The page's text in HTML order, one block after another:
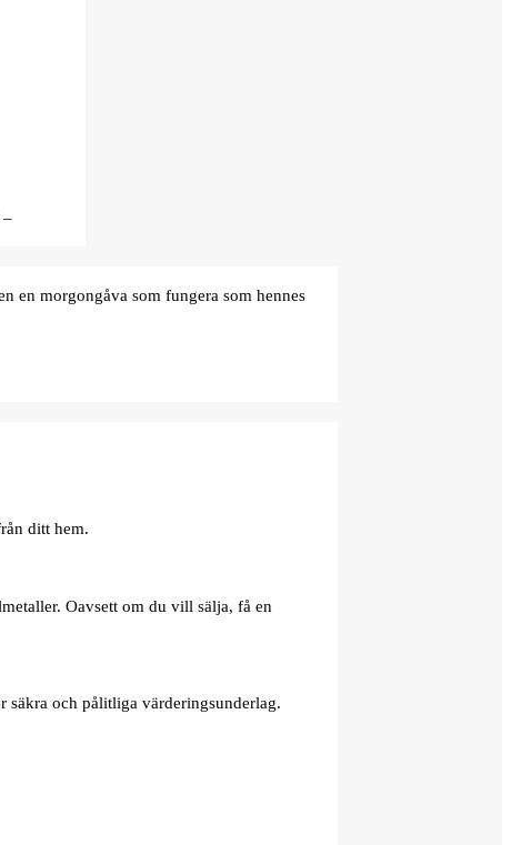
–
en morgongåva som fungera som hennes
ditt hem.
Oavsett om du vill sälja, få en
säkra och pålitliga värderingsunderlag.